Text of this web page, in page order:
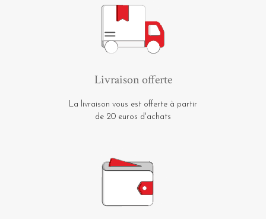
Livraison offerte
La livraison vous est offerte à partir
de 20 euros d'achats